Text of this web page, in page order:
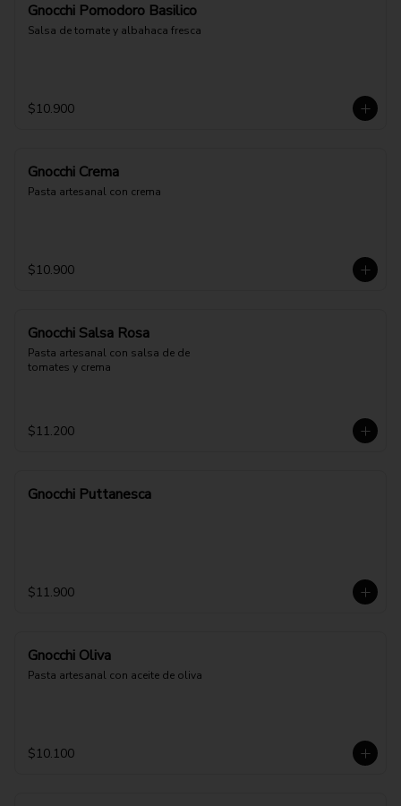
Gnocchi Pomodoro Basilico
Salsa de tomate y albahaca fresca
$10.900
Gnocchi Crema
Pasta artesanal con crema
$10.900
Gnocchi Salsa Rosa
Pasta artesanal con salsa de de
tomates y crema
$11.200
Gnocchi Puttanesca
$11.900
Gnocchi Oliva
Pasta artesanal con aceite de oliva
$10.100